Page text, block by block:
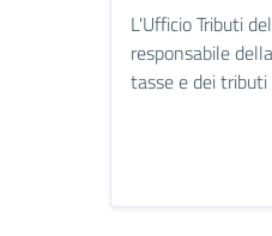
L'Ufficio Tributi
responsabile
tasse e dei tributi